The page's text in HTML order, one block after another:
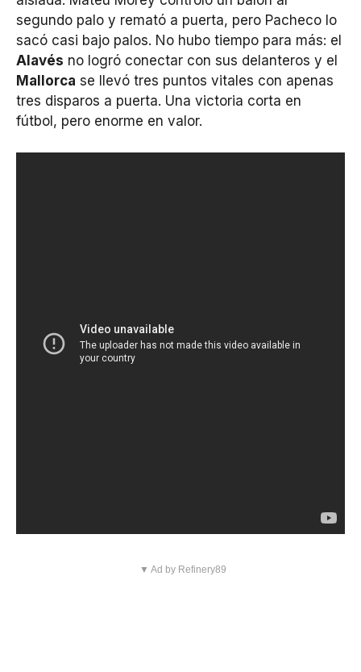
segundo palo y remató a puerta, pero Pacheco lo
sacó casi bajo palos. No hubo tiempo para más: el
Alavés no logró conectar con sus delanteros y el
Mallorca se llevó tres puntos vitales con apenas
tres disparos a puerta. Una victoria corta en
fútbol, pero enorme en valor.
▼ Ad by Refinery89